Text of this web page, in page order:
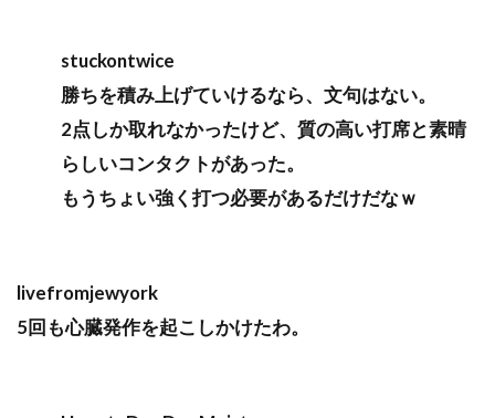
stuckontwice
勝ちを積み上げていけるなら、文句はない。
2点しか取れなかったけど、質の高い打席と素晴
らしいコンタクトがあった。
もうちょい強く打つ必要があるだけだなｗ
livefromjewyork
5回も心臓発作を起こしかけたわ。